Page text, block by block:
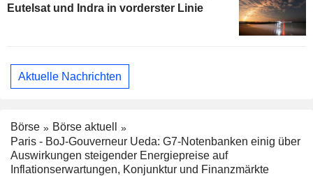
Eutelsat und Indra in vorderster Linie
Aktuelle Nachrichten
Börse
Börse aktuell
Paris - BoJ-Gouverneur Ueda: G7-Notenbanken einig über
Auswirkungen steigender Energiepreise auf
Inflationserwartungen, Konjunktur und Finanzmärkte